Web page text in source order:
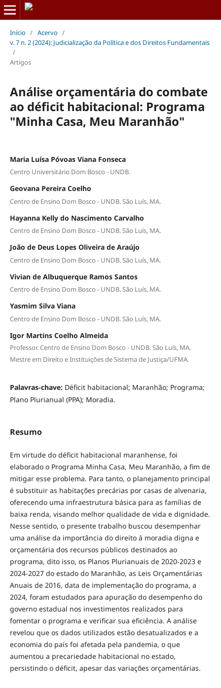
Início / Acervo /
v. 7 n. 2 (2024): Judicialização da Política e dos Direitos Fundamentais
/
Artigos
Análise orçamentária do combate
ao déficit habitacional: Programa
"Minha Casa, Meu Maranhão"
Maria Luísa Póvoas Viana Fonseca
Centro Universitário Dom Bosco - UNDB.
Geovana Pereira Coelho
Centro de Ensino Dom Bosco - UNDB. São Luís, MA.
Hayanna Kelly do Nascimento Carvalho
Centro de Ensino Dom Bosco - UNDB. São Luís, MA.
João de Deus Lopes Oliveira de Araújo
Centro de Ensino Dom Bosco - UNDB. São Luís, MA.
Vivian de Albuquerque Ramos Santos
Centro de Ensino Dom Bosco - UNDB. São Luís, MA.
Yasmim Silva Viana
Centro de Ensino Dom Bosco - UNDB. São Luís, MA.
Igor Martins Coelho Almeida
Professor. Centro de Ensino Dom Bosco - UNDB. São Luís, MA.
Mestre em Direito e Instituições de Sistema de Justiça/UFMA.
Palavras-chave: Déficit habitacional; Maranhão; Programa;
Plano Plurianual (PPA); Moradia.
Resumo
Em virtude do déficit habitacional maranhense, foi
elaborado o Programa Minha Casa, Meu Maranhão, a fim de
mitigar esse problema. Para tanto, o planejamento principal
é substituir as habitações precárias por casas de alvenaria,
oferecendo uma infraestrutura básica para as famílias de
baixa renda, visando melhor qualidade de vida e dignidade.
Nesse sentido, o presente trabalho buscou desempenhar
uma análise da importância do direito à moradia digna e
orçamentária dos recursos públicos destinados ao
programa, dito isso, os Planos Plurianuais de 2020-2023 e
2024-2027 do estado do Maranhão, as Leis Orçamentárias
Anuais de 2016, data de implementação do programa, a
2024, foram estudados para apuração do desempenho do
governo estadual nos investimentos realizados para
fomentar o programa e verificar sua eficiência. A análise
revelou que os dados utilizados estão desatualizados e a
economia do país foi afetada pela pandemia, o que
aumentou a precariedade habitacional no estado,
persistindo o déficit, apesar das variações orçamentárias.